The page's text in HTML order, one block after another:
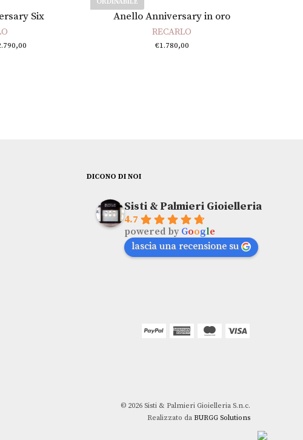
Six Scegli
Anello Anniversary in oro
RECARLO
€1.780,00
DICONO DI NOI
Sisti & Palmieri Gioielleria
4.7
powered by Google
lascia una recensione su
© 2026 Sisti & Palmieri Gioielleria S.n.c.
Realizzato da BURGG Solutions